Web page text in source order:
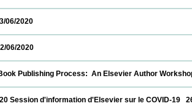
23/06/2020
22/06/2020
Book Publishing Process:  An Elsevier
2020 Session d'information d'Elsevier sur le